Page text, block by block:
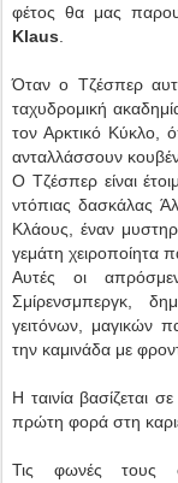
φέτος θα μας
Klaus.
Όταν ο Τζέσπερ
ταχυδρομική
τον Αρκτικό Κύκλο,
ανταλλάσσουν
Ο Τζέσπερ είναι
ντόπιας δασκάλας
Κλάους, έναν
γεμάτη χειροποίητα
Αυτές οι
Σμίρενσμπεργκ,
γειτόνων, μαγικών
την καμινάδα με
Η ταινία βασίζεται
πρώτη φορά στη
Τις φωνές τους